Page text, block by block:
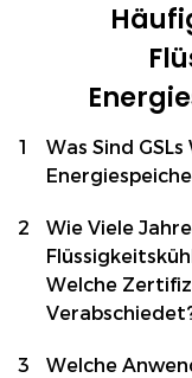
1
Was Sind
2
Wie Viele
Welche
3 Welche